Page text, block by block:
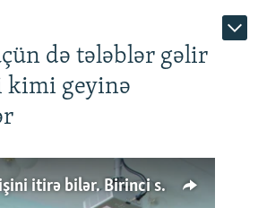
də tələblər gəlir
geyinə
50 min müəllim işini itirə bilər. Birinci sinfə gedənlər azalır